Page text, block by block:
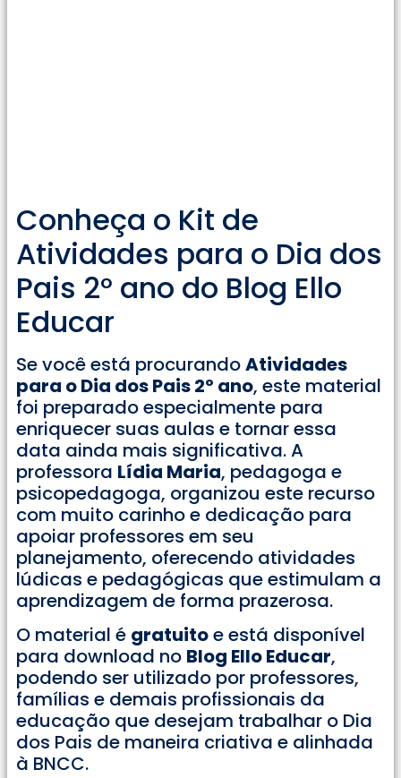
Conheça o Kit de
Atividades para o Dia dos
Pais 2° ano do Blog Ello
Educar
Se você está procurandoAtividades
para o Dia dos Pais 2º ano, este material
foi preparado especialmente para
enriquecer suas aulas e tornar essa
data ainda mais significativa. A
professora Lídia Maria, pedagoga e
psicopedagoga, organizou este recurso
com muito carinho e dedicação para
apoiar professores em seu
planejamento, oferecendo atividades
lúdicas e pedagógicas que estimulam a
aprendizagem de forma prazerosa.
O material é gratuitoe está disponível
para download no Blog Ello Educar,
podendo ser utilizado por professores,
famílias e demais profissionais da
educação que desejam trabalhar o Dia
dos Pais de maneira criativa e alinhada
à BNCC.